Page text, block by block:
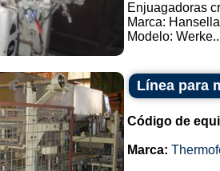
Enjuagadoras
Marca:
Modelo:
Línea para
Código de
Marca: